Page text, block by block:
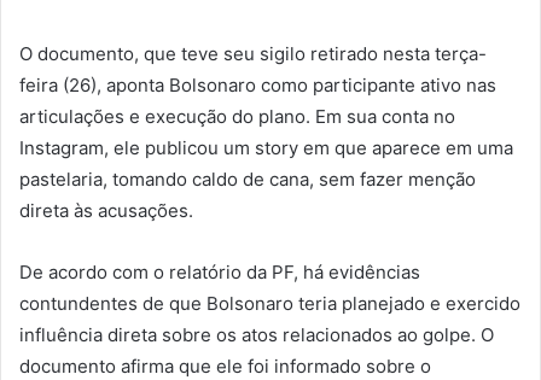
O documento, que teve seu sigilo retirado nesta terça-
feira (26), aponta Bolsonaro como participante ativo nas
articulações e execução do plano. Em sua conta no
Instagram, ele publicou um story em que aparece em uma
pastelaria, tomando caldo de cana, sem fazer menção
direta às acusações.
De acordo com o relatório da PF, há evidências
contundentes de que Bolsonaro teria planejado e exercido
influência direta sobre os atos relacionados ao golpe. O
documento afirma que ele foi informado sobre o